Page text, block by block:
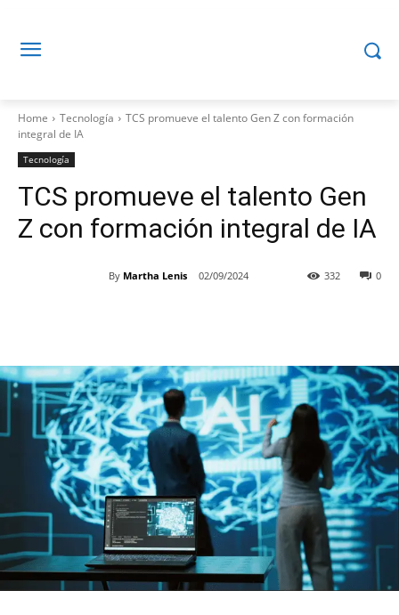
Home Tecnología
TCS promueve el talento Gen Z con formación
integral de IA
Tecnología
TCS promueve el talento Gen
Z con formación integral de IA
By Martha Lenis 02/09/2024 0
332